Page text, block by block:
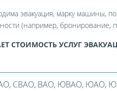
эвакуация, марку машины,
(например, бронирование,
СТОИМОСТЬ УСЛУГ
СВАО, ВАО, ЮВАО, ЮАО,